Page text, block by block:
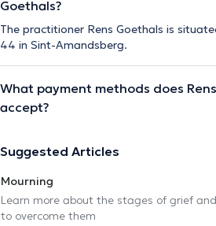
Goethals?
The practitioner Rens Goethals is
44 in Sint-Amandsberg.
What payment methods does
accept?
Suggested Articles
Mourning
Learn more about the stages of grief
to overcome them